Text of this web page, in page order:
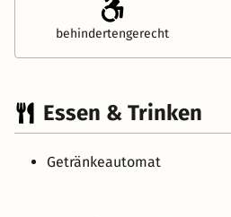
behindertengerecht
Essen & Trinken
Getränkeautomat